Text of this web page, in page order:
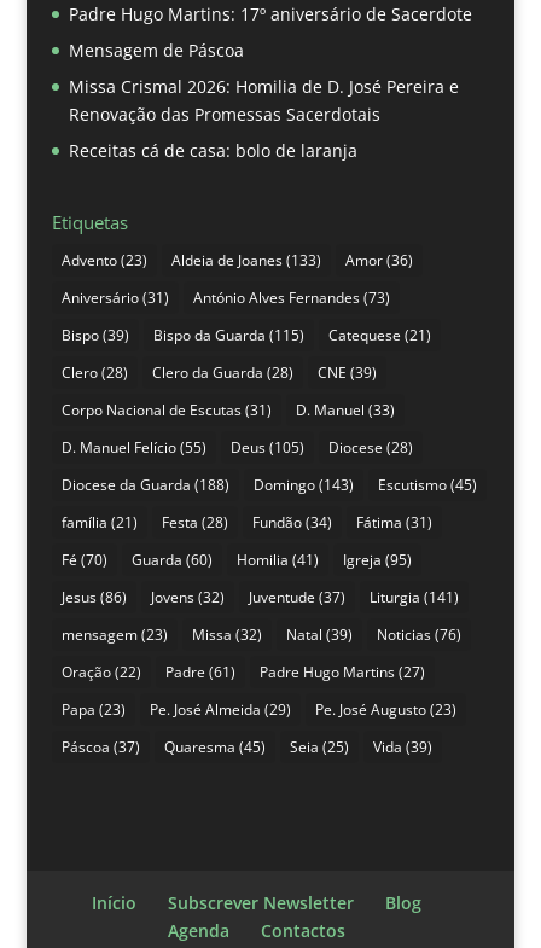
Padre Hugo Martins: 17º aniversário de Sacerdote
Mensagem de Páscoa
Missa Crismal 2026: Homilia de D. José Pereira e
Renovação das Promessas Sacerdotais
Receitas cá de casa: bolo de laranja
Etiquetas
Advento(23) Aldeia de Joanes(133) Amor(36)
Aniversário(31) António Alves Fernandes(73)
Bispo(39) Bispo da Guarda (115) Catequese (21)
Clero(28) Clero da Guarda (28) CNE (39)
Corpo Nacional de Escutas(31) D. Manuel (33)
D. Manuel Felício(55) Deus(105) Diocese (28)
Diocese da Guarda (188) Domingo(143) Escutismo(45)
família (21) Festa (28) Fundão(34) Fátima (31)
Fé (70) Guarda (60) Homilia (41) Igreja (95)
Jesus(86) Jovens(32) Juventude (37) Liturgia (141)
mensagem(23) Missa (32) Natal (39) Noticias(76)
Oração(22) Padre (61) Padre Hugo Martins(27)
Papa (23) Pe. José Almeida (29) Pe. José Augusto(23)
Páscoa (37) Quaresma (45) Seia (25) Vida (39)
Início Subscrever Newsletter
Blog
Agenda
Contactos